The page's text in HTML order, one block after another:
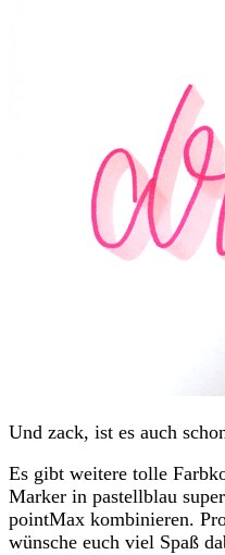
Und zack, ist es auch
Es gibt weitere tolle
Marker in pastellblau
pointMax kombinieren.
wünsche euch viel Spaß